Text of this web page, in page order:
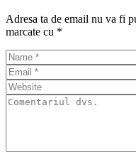
Adresa ta de email nu va fi
marcate cu *